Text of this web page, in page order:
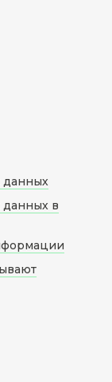
данных
данных в